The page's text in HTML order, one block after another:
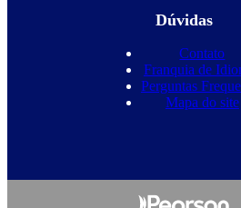
Dúvidas
Contato
Franquia de
Perguntas
Mapa do site